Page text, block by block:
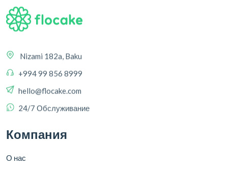
+994 99 856 8999
hello@flocake.com
24/7 Обслуживание
Компания
О нас